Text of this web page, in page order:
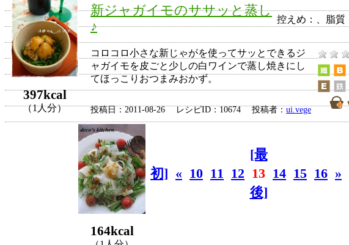
397kcal
（1人分）
新ジャガイモのササッと蒸し
♪
コロコロ小さな新じゃがを使ってサッとできるジ
ャガイモを皮ごと少しの白ワインで蒸し焼きにし
てほっこりおつまみおかず。
控えめ： 、脂質
投稿日：2011-08-26 レシピID：10674 投稿者：ui.vege
164kcal
[最
初] « 10 11 12 13 14 15 16 »
後]